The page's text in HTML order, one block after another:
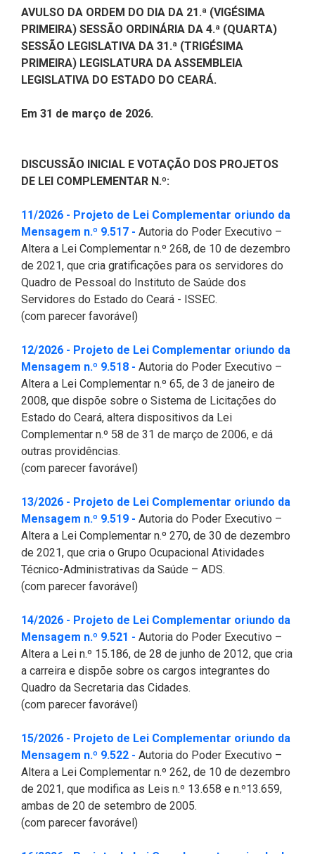
Comitê de Gestão Estratégica -
COGE
Comunicação Legislativa
Coordenadoria do Sistema
Célula de Assessoria de
Comunicação
Célula de Projetos Especiais
Coordenadoria de Polícia
Estratégicas (CEAE)
Controladoria
Concursos e Processos
Seletivos
Tecnologia da Informação
Assessoria Jurídica e Relações
Institucionais
Secretaria Executiva da Mesa
Diretora
Coordenadoria de Eventos e
Cerimonial
Comitê de Imprensa
1ª Companhia do Batalhão de
2ª Companhia de Polícia de
Guarda (2ª CPG)
Departamento de
Documentação e Informação
Corregedoria
Comitê de Prevenção e
Combate à Violência
Comitê de Responsabilidade
Departamento de Saúde e
Assistência Social
Escola Superior do Parlamento
Cearense (Unipace)
Escritório Frei Tito
Instituto de Estudos e
Pesquisas Sobre o
Inesp
Malce - Memorial da Alece
Deputado Pontes Neto
Procon Alece
Procuradoria Especial da Mulher
Sala do Empreendedor
Des. Regional, Recursos Hí­
dricos, Minas e Pesca
Direitos Humanos e Cidadania
Educação Básica
Fiscalização e Controle
Indústria, Desenvolvimento
Infância e Adolescência
Juventude
Meio Ambiente, Mudanças
Climáticas e Desenvolvimento
Orçamento, Finanças e
Tributação
Previdência Social e Saúde
Proteção Social e Combate à
Fome
Trabalho, Administração e
Serviço Publico
Turismo e Serviços
Viação, Transporte e Des.
Votações Nominais
Medalhas e comendas da Alece
Políticas Institucionais
AVULSO DA ORDEM DO DIA DA 21.ª (VIGÉSIMA
PRIMEIRA) SESSÃO ORDINÁRIA DA 4.ª (QUARTA)
SESSÃO LEGISLATIVA DA 31.ª (TRIGÉSIMA
PRIMEIRA) LEGISLATURA DA ASSEMBLEIA
LEGISLATIVA DO ESTADO DO CEARÁ.
Em 31 de março de 2026.
DISCUSSÃO INICIAL E VOTAÇÃO DOS PROJETOS
DE LEI COMPLEMENTAR N.º:
11/2026 - Projeto de Lei Complementar oriundo da
Mensagem n.º 9.517 - (Abre em nova janela)
Autoria do Poder Executivo –
Altera a Lei Complementar n.º 268, de 10 de dezembro
de 2021, que cria gratificações para os servidores do
Quadro de Pessoal do Instituto de Saúde dos
Servidores do Estado do Ceará - ISSEC.
(com parecer favorável)
12/2026 - Projeto de Lei Complementar oriundo da
Mensagem n.º 9.518 - (Abre em nova janela)
Autoria do Poder Executivo –
Altera a Lei Complementar n.º 65, de 3 de janeiro de
2008, que dispõe sobre o Sistema de Licitações do
Estado do Ceará, altera dispositivos da Lei
Complementar n.º 58 de 31 de março de 2006, e dá
outras providências.
(com parecer favorável)
13/2026 - Projeto de Lei Complementar oriundo da
Mensagem n.º 9.519 - (Abre em nova janela)
Autoria do Poder Executivo –
Altera a Lei Complementar n.º 270, de 30 de dezembro
de 2021, que cria o Grupo Ocupacional Atividades
Técnico-Administrativas da Saúde – ADS.
(com parecer favorável)
14/2026 - Projeto de Lei Complementar oriundo da
Mensagem n.º 9.521 - (Abre em nova janela)
Autoria do Poder Executivo –
Altera a Lei n.º 15.186, de 28 de junho de 2012, que cria
a carreira e dispõe sobre os cargos integrantes do
Quadro da Secretaria das Cidades.
(com parecer favorável)
15/2026 - Projeto de Lei Complementar oriundo da
Mensagem n.º 9.522 - (Abre em nova janela)
Autoria do Poder Executivo –
Altera a Lei Complementar n.º 262, de 10 de dezembro
de 2021, que modifica as Leis n.º 13.658 e n.º13.659,
ambas de 20 de setembro de 2005.
(com parecer favorável)